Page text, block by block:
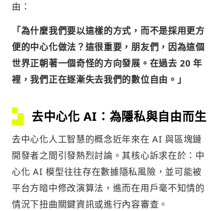
由：
「為什麼我們要以這樣的方式，而不是採用更方
便的中心化做法？這很重要，朋友們，因為這個
世界正朝著一個奇怪的方向發展。在過去 20 年
裡，我們正在逐漸失去我們的數位自由。」
去中心化 AI：為隱私與自由而生
去中心化人工智慧的概念近年來在 AI 與區塊鏈
開發者之間引發熱烈討論。其核心訴求在於：中
心化 AI 模型往往存在數據隱私風險，並可能被
平台方暗中修改演算法，進而在用戶毫不知情的
情況下扭曲關鍵資訊或進行內容審查。